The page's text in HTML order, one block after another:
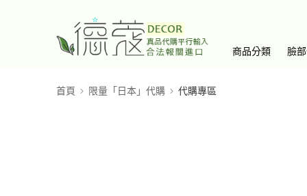
商品分類 臉
首頁 限量「日本」代購 代購專區